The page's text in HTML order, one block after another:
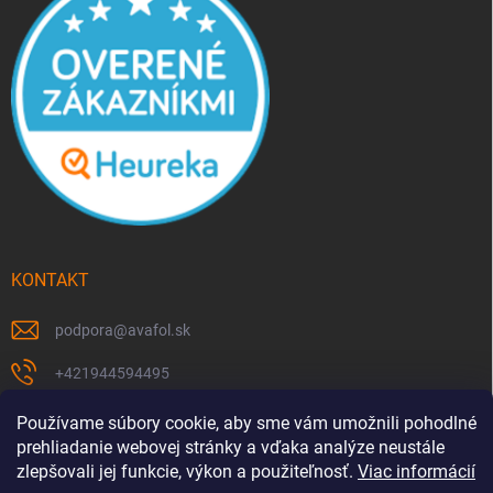
Používame súbory cookie, aby sme vám umožnili pohodlné
prehliadanie webovej stránky a vďaka analýze neustále
zlepšovali jej funkcie, výkon a použiteľnosť. Viac informácií
KONTAKT
podpora@avafol.sk
+421944594495
https://www.facebook.com/p/avafolsk-100091961793102/
avafol.sk/